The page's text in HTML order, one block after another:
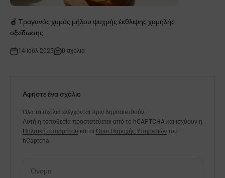
🍎 Τραγανός χυμός μήλου ψυχρής έκθλιψης χαμηλής
οξείδωσης
14 Ιούλ 2025 0 σχόλια
Αφήστε ένα σχόλιο
Όλα τα σχόλια ελέγχονται πριν δημοσιευθούν.
Αυτή η τοποθεσία προστατεύεται από το hCAPTCHA και ισχύουν η
Πολιτική απορρήτου και οι Όροι Παροχής Υπηρεσιών του
hCaptcha.
Όνομα